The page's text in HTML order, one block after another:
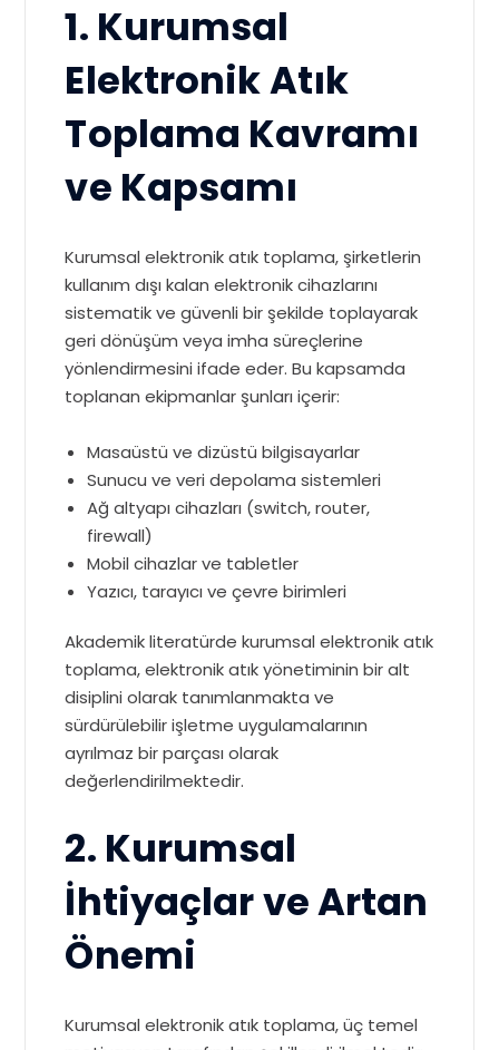
1. Kurumsal
Elektronik Atık
Toplama Kavramı
ve Kapsamı
Kurumsal elektronik atık toplama, şirketlerin
kullanım dışı kalan elektronik cihazlarını
sistematik ve güvenli bir şekilde toplayarak
geri dönüşüm veya imha süreçlerine
yönlendirmesini ifade eder. Bu kapsamda
toplanan ekipmanlar şunları içerir:
Masaüstü ve dizüstü bilgisayarlar
Sunucu ve veri depolama sistemleri
Ağ altyapı cihazları (switch, router,
firewall)
Mobil cihazlar ve tabletler
Yazıcı, tarayıcı ve çevre birimleri
Akademik literatürde kurumsal elektronik atık
toplama, elektronik atık yönetiminin bir alt
disiplini olarak tanımlanmakta ve
sürdürülebilir işletme uygulamalarının
ayrılmaz bir parçası olarak
değerlendirilmektedir.
2. Kurumsal
İhtiyaçlar ve Artan
Önemi
Kurumsal elektronik atık toplama, üç temel